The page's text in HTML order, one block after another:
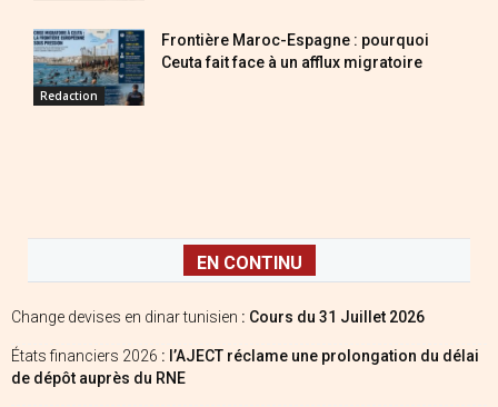
Redaction
Frontière Maroc-Espagne : pourquoi
Ceuta fait face à un afflux migratoire
EN CONTINU
Change devises en dinar tunisien : Cours du 31 Juillet 2026
États financiers 2026 : l’AJECT réclame une prolongation du délai
de dépôt auprès du RNE